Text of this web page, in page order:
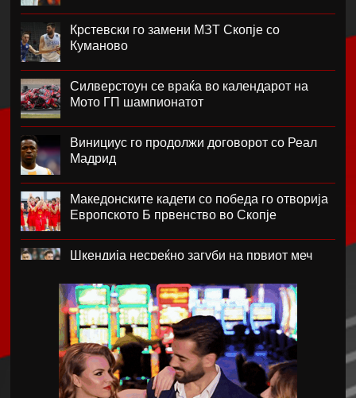
Крстевски го замени МЗТ Скопје со
Куманово
Силверстоун се враќа во календарот на
Мото ГП шампионатот
Винициус го продолжи договорот со Реал
Мадрид
Македонските кадети со победа го отворија
Европското Б првенство во Скопје
Шкендија несреќно загуби на првиот меч
Реал го официјализира рекордниот
трансфер на Диоманде
Томас Волкап преговара со Дубаи